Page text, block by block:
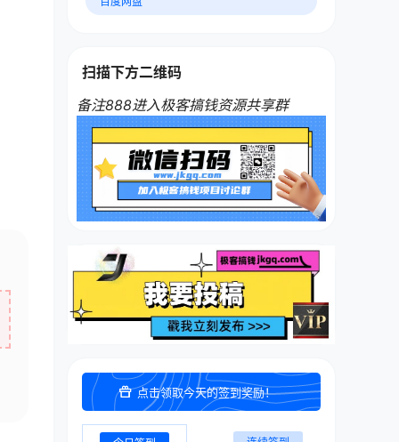
扫描下方二维码
备注888进入极客搞钱资源共享群
点击领取今天的签到奖励！